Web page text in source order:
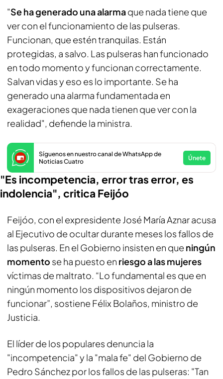
"Se ha generado una alarmaque nada tiene que
ver con el funcionamiento de las pulseras.
Funcionan, que estén tranquilas. Están
protegidas, a salvo. Las pulseras han funcionado
en todo momento y funcionan correctamente.
Salvan vidas y eso es lo importante. Se ha
generado una alarma fundamentada en
exageraciones que nada tienen que ver con la
realidad", defiende la ministra.
Síguenos en nuestro canal de WhatsApp de
Noticias Cuatro
Únete
"Es incompetencia, error tras error, es
indolencia", critica Feijóo
Feijóo, con el expresidente José María Aznar acusa
al Ejecutivo de ocultar durante meses los fallos de
las pulseras. En el Gobierno insisten en que ningún
momento se ha puesto en riesgo a las mujeres
víctimas de maltrato. “Lo fundamental es que en
ningún momento los dispositivos dejaron de
funcionar”, sostiene Félix Bolaños, ministro de
Justicia.
El líder de los populares denuncia la
"incompetencia" y la "mala fe" del Gobierno de
Pedro Sánchez por los fallos de las pulseras: "Tan